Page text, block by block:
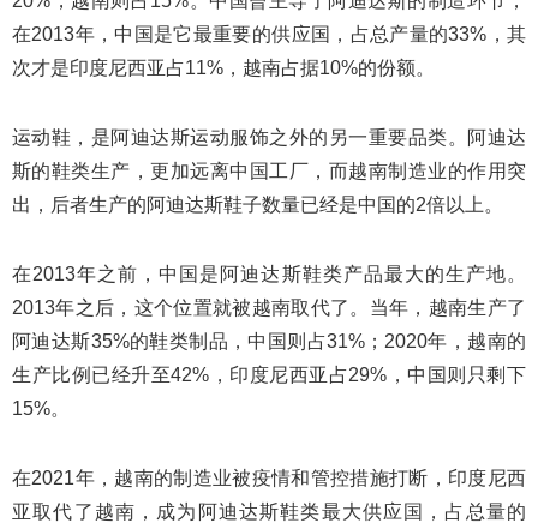
在2013年，中国是它最重要的供应国，占总产量的33%，其
次才是印度尼西亚占11%，越南占据10%的份额。
运动鞋，是阿迪达斯运动服饰之外的另一重要品类。阿迪达
斯的鞋类生产，更加远离中国工厂，而越南制造业的作用突
出，后者生产的阿迪达斯鞋子数量已经是中国的2倍以上。
在2013年之前，中国是阿迪达斯鞋类产品最大的生产地。
2013年之后，这个位置就被越南取代了。当年，越南生产了
阿迪达斯35%的鞋类制品，中国则占31%；2020年，越南的
生产比例已经升至42%，印度尼西亚占29%，中国则只剩下
15%。
在2021年，越南的制造业被疫情和管控措施打断，印度尼西
亚取代了越南，成为阿迪达斯鞋类最大供应国，占总量的